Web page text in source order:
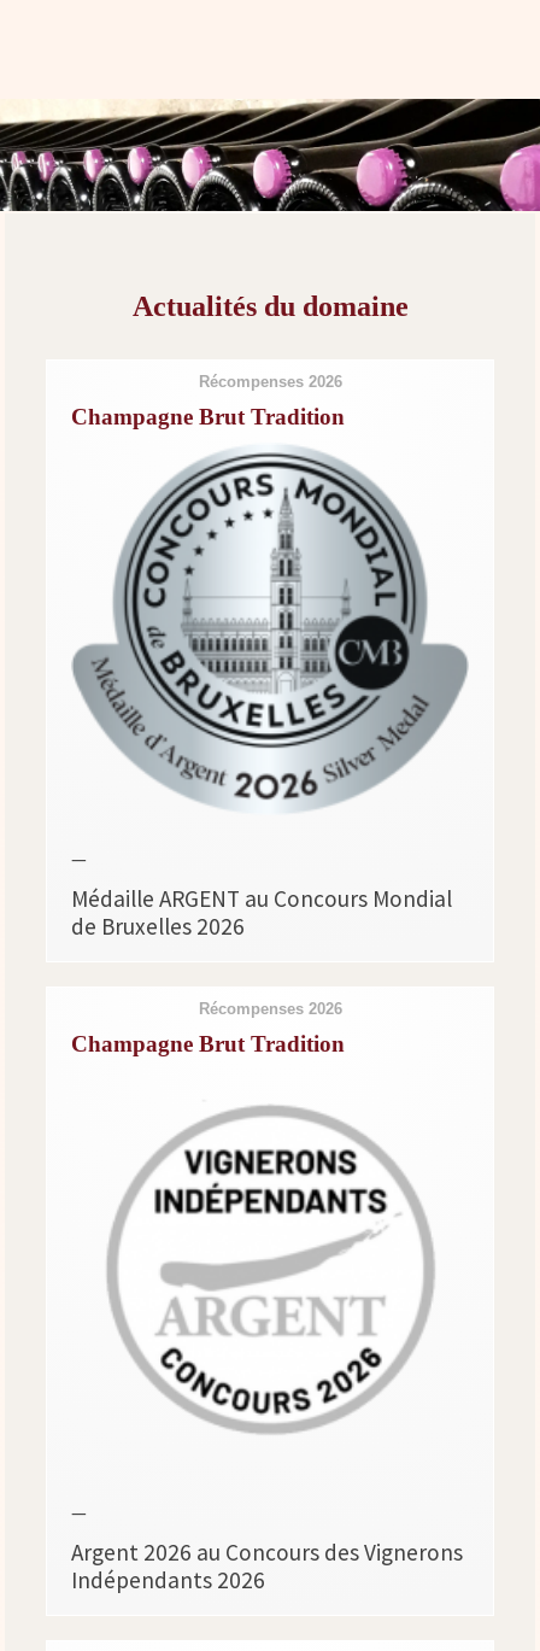
Actualités du domaine
Récompenses 2026
Champagne Brut Tradition
—
Médaille ARGENT au Concours Mondial
de Bruxelles 2026
Récompenses 2026
Champagne Brut Tradition
—
Argent 2026 au Concours des Vignerons
Indépendants 2026